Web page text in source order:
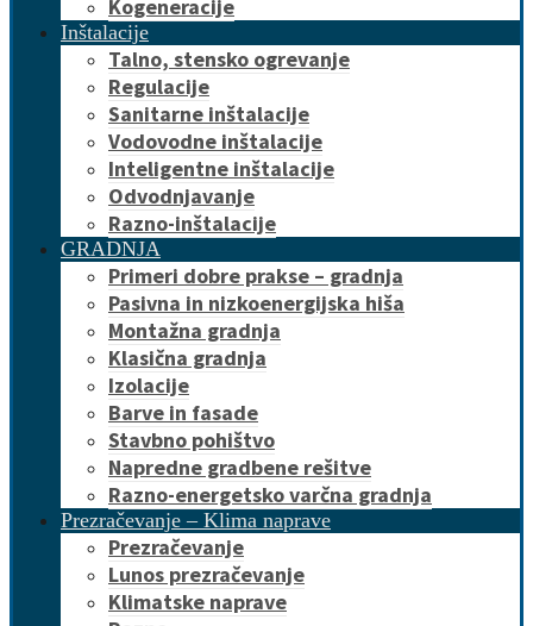
Kogeneracije
Inštalacije
Talno, stensko ogrevanje
Regulacije
Sanitarne inštalacije
Vodovodne inštalacije
Inteligentne inštalacije
Odvodnjavanje
Razno-inštalacije
GRADNJA
Primeri dobre prakse – gradnja
Pasivna in nizkoenergijska hiša
Montažna gradnja
Klasična gradnja
Izolacije
Barve in fasade
Stavbno pohištvo
Napredne gradbene rešitve
Razno-energetsko varčna gradnja
Prezračevanje – Klima naprave
Prezračevanje
Lunos prezračevanje
Klimatske naprave